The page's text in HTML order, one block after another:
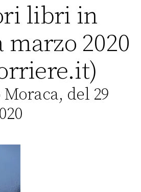
libri in
marzo 2020
del 29